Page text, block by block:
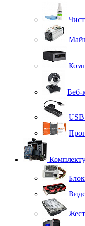
Веб-